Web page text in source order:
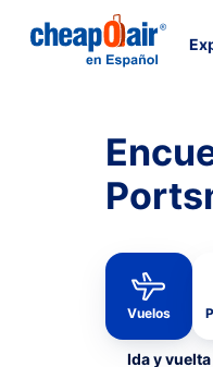
Vuelos
Ida y vuelta